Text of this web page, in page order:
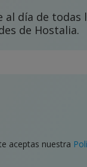
al día de todas
de Hostalia.
aceptas nuestra